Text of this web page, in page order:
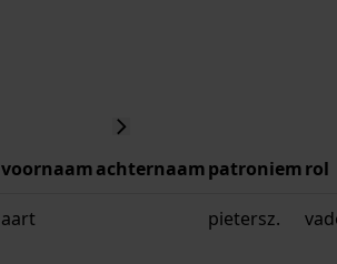
voornaamachternaampatroniemrol
aart pietersz.